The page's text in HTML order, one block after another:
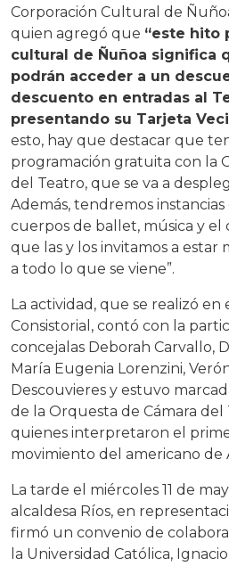
Corporación Cultural de
quien agregó que “este hito
cultural de Ñuñoa significa
podrán acceder a un
descuento en entradas al
presentando su Tarjeta
esto, hay que destacar que
programación gratuita con la
del Teatro, que se va a
Además, tendremos
cuerpos de ballet, música y el
que las y los invitamos a estar
a todo lo que se viene”.
La actividad, que se realizó
Consistorial, contó con la
concejalas Deborah Carvallo,
María Eugenia Lorenzini,
Descouvieres y estuvo
de la Orquesta de Cámara
quienes interpretaron el
movimiento del americano de
La tarde el miércoles 11 de
alcaldesa Ríos, en
firmó un convenio de
la Universidad Católica,